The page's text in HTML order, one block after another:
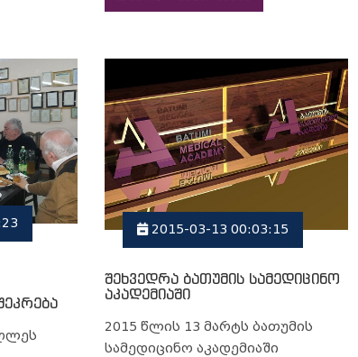
2015-03-13 00:03:15
შეხვედრა ბათუმის სამედიცინო
აკადემიაში
2015 წლის 13 მარტს ბათუმის
სამედიცინო აკადემიაში